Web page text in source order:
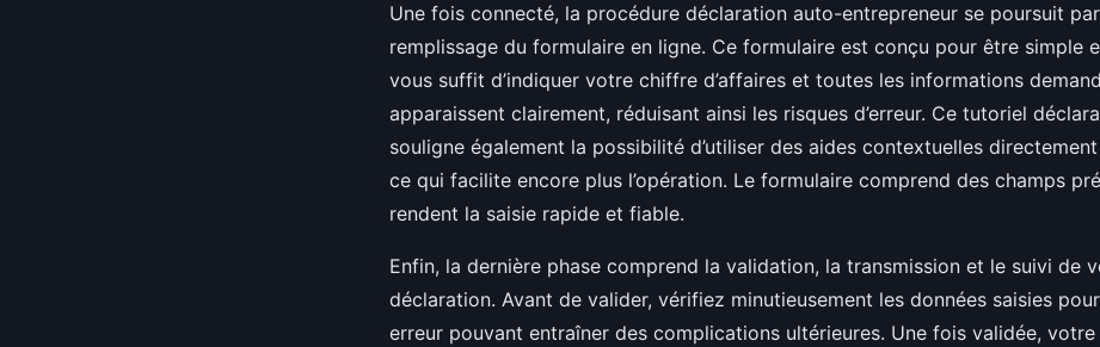
Une fois connecté, la procédure déclaration auto-entrepreneur se poursuit
remplissage du formulaire en ligne. Ce formulaire est conçu pour être simple
vous suffit d’indiquer votre chiffre d’affaires et toutes les informations
apparaissent clairement, réduisant ainsi les risques d’erreur. Ce tutoriel
souligne également la possibilité d’utiliser des aides contextuelles
ce qui facilite encore plus l’opération. Le formulaire comprend des champs
rendent la saisie rapide et fiable.
Enfin, la dernière phase comprend la validation, la transmission et le suivi de
déclaration. Avant de valider, vérifiez minutieusement les données saisies
erreur pouvant entraîner des complications ultérieures. Une fois validée,